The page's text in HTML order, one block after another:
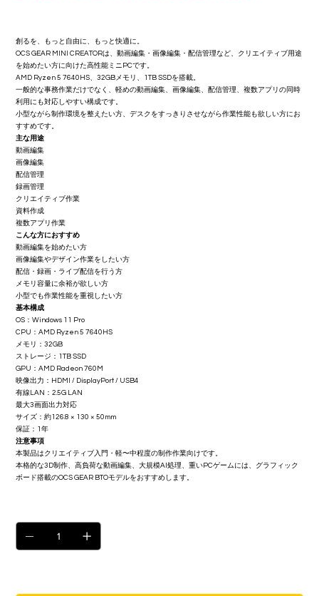
創るを、もっと自由に、もっと快適に。
OCS GEAR MINI CREATORは、動画編集・画像編集・配信管理など、クリエイティブ用途
を始めたい方に向けた高性能ミニPCです。
AMD Ryzen 5 7640HS、32GBメモリ、1TB SSDを搭載。
一般的な事務作業だけでなく、軽めの動画編集、画像編集、配信管理、複数アプリの同時
利用にも対応しやすい構成です。
小型ながら制作環境を整えたい方、デスクをすっきりさせながら作業性能も欲しい方にお
すすめです。
主な用途
動画編集
画像編集
配信管理
録画管理
クリエイティブ作業
資料作成
複数アプリ作業
こんな方におすすめ
動画編集を始めたい方
画像編集やデザイン作業をしたい方
配信・録画・ライブ配信を行う方
メモリ容量に余裕が欲しい方
小型でも作業性能を重視したい方
基本構成
OS：Windows 11 Pro
CPU：AMD Ryzen 5 7640HS
メモリ：32GB
ストレージ：1TB SSD
GPU：AMD Radeon 760M
映像出力：HDMI / DisplayPort / USB4
有線LAN：2.5G LAN
最大3画面出力対応
サイズ：約126.8 × 130 × 50mm
保証：1年
注意事項
本製品はクリエイティブ入門・軽〜中程度の制作作業向けです。
本格的な3D制作、高負荷な動画編集、大規模AI処理、重いPCゲームには、グラフィック
ボード搭載のOCS GEAR BTOモデルをおすすめします。